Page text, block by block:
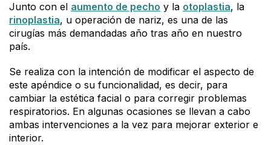
Junto con el aumento de pecho y la otoplastia, la
rinoplastia, u operación de nariz, es una de las
cirugías más demandadas año tras año en nuestro
país.
Se realiza con la intención de modificar el aspecto de
este apéndice o su funcionalidad, es decir, para
cambiar la estética facial o para corregir problemas
respiratorios. En algunas ocasiones se llevan a cabo
ambas intervenciones a la vez para mejorar exterior e
interior.